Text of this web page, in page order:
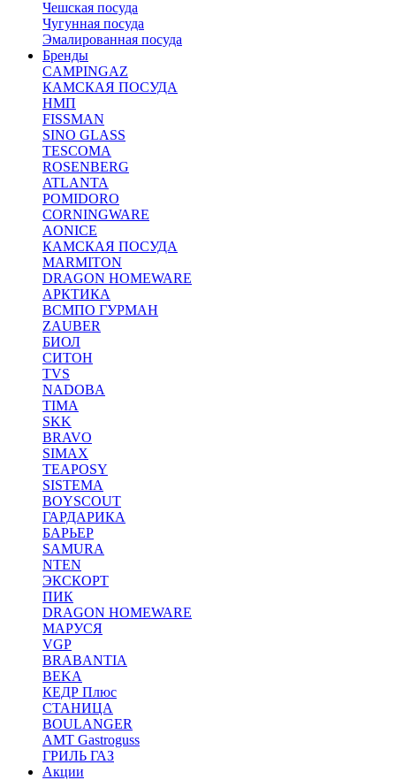
Чешская посуда
Чугунная посуда
Эмалированная посуда
Бренды
CAMPINGAZ
КАМСКАЯ ПОСУДА
НМП
FISSMAN
SINO GLASS
TESCOMA
ROSENBERG
ATLANTA
POMIDORO
CORNINGWARE
AONICE
КАМСКАЯ ПОСУДА
MARMITON
DRAGON HOMEWARE
АРКТИКА
ВСМПО ГУРМАН
ZAUBER
БИОЛ
СИТОН
TVS
NADOBA
TIMA
SKK
BRAVO
SIMAX
TEAPOSY
SISTEMA
BOYSCOUT
ГАРДАРИКА
БАРЬЕР
SAMURA
NTEN
ЭКСКОРТ
ПИК
DRAGON HOMEWARE
МАРУСЯ
VGP
BRABANTIA
BEKA
КЕДР Плюс
СТАНИЦА
BOULANGER
AMT Gastroguss
ГРИЛЬ ГАЗ
Акции